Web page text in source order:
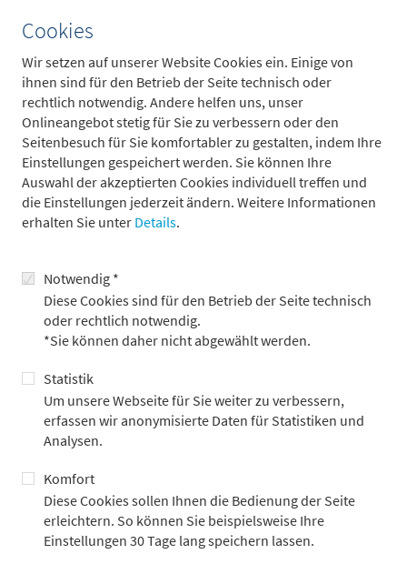
Cookies
Wir setzen auf unserer Website Cookies ein. Einige von
ihnen sind für den Betrieb der Seite technisch oder
rechtlich notwendig. Andere helfen uns, unser
Onlineangebot stetig für Sie zu verbessern oder den
Seitenbesuch für Sie komfortabler zu gestalten, indem Ihre
Einstellungen gespeichert werden. Sie können Ihre
Auswahl der akzeptierten Cookies individuell treffen und
die Einstellungen jederzeit ändern. Weitere Informationen
erhalten Sie unter Details.
Notwendig *
Diese Cookies sind für den Betrieb der Seite technisch
oder rechtlich notwendig.
*Sie können daher nicht abgewählt werden.
Statistik
Um unsere Webseite für Sie weiter zu verbessern,
erfassen wir anonymisierte Daten für Statistiken und
Analysen.
Komfort
Diese Cookies sollen Ihnen die Bedienung der Seite
erleichtern. So können Sie beispielsweise Ihre
Einstellungen 30 Tage lang speichern lassen.
Aufschwung keine Arbeitskräfte mehr finden.
Aufgrund der hohen Inflation und dem niedrigen
Lohnwachstum sind die Reallöhne in den vergangenen
Monaten stark gefallen. Arbeitskräfte sind also für
Unternehmen billig.
Der Arbeitsmarkt ist typischerweise spätzyklisch.
Die anhaltende Stärke des Arbeitsmarktes in Kombination mit
der Wirtschaftsbelebung im ersten Halbjahr bedeutet, dass die
Kerninflation im ersten Halbjahr in der Eurozone (Donnerstag)
kaum fallen und in Japan (Freitag) sogar weiter steigen
Eine höhere Inflation bedeutet, dass die Zentralbanken den
Leitzins stärker anheben müssen als erwartet.
Dementsprechend sind die Renditen von Staatsanleihen
zuletzt merklich gestiegen.
zurück